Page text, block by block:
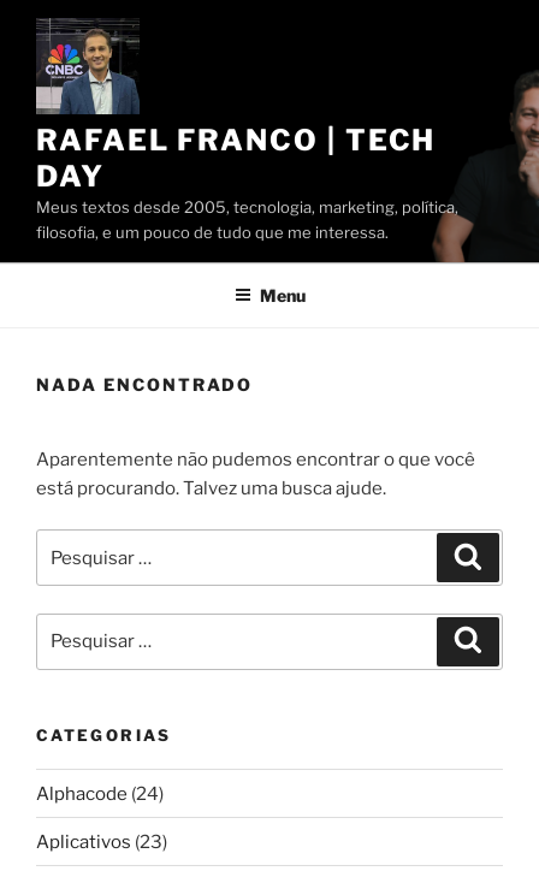
Pular
conteúdo
RAFAEL FRANCO | TECH
DAY
Meus textos desde 2005, tecnologia, marketing, política,
filosofia, e um pouco de tudo que me interessa.
Menu
NADA ENCONTRADO
Aparentemente não pudemos encontrar o que você
está procurando. Talvez uma busca ajude.
por:
por:
CATEGORIAS
Alphacode (24)
Aplicativos (23)